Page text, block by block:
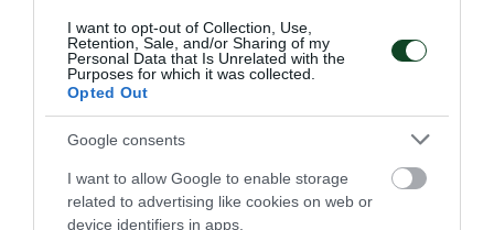
I want to opt-out of Collection, Use,
Retention, Sale, and/or Sharing of my
Personal Data that Is Unrelated with the
Purposes for which it was collected.
Opted Out
Google consents
I want to allow Google to enable storage
related to advertising like cookies on web or
device identifiers in apps.
δημιουργήθηκαν προς τιμήν του μεγαλύτερου Συλλόγου
και έχουν πάρει την ονομασία του.
10.08.2026 EΝ ΑΘΗΝΑΙΣ